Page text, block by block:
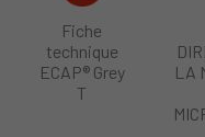
Fiche
technique
ECAP® Grey
T
LA